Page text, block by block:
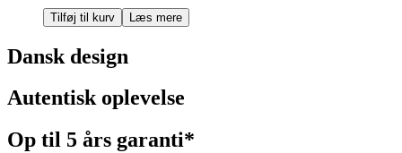
Tilføj til kurv Læs mere
Dansk design
Autentisk oplevelse
Op til 5 års garanti*